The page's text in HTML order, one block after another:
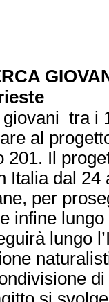
tra i
al
201. Il
Italia dal
per
infine
lungo